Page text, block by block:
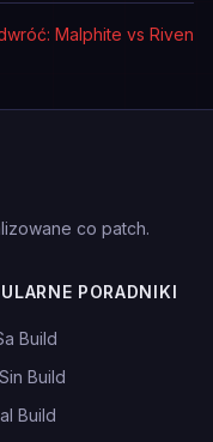
Malphite vs Riven
co patch.
PORADNIKI
Build
Build
Build